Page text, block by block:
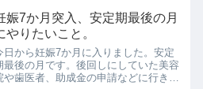
娠7か月突入、安定期最後の月
やりたいこと。
日から妊娠7か月に入りました。安定
最後の月です。後回しにしていた美容
や歯医者、助成金の申請などに行きた